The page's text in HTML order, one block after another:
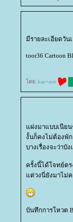
มีรายละเอียดวัน
toor36 Cartoon
ดย: kae+aoe
ฝงมาแบบเนียน
งั้นก็คงไม่ต้องพั
บางเรื่องจะว่าบั
ครั้งนี้ได้โจทย์ตร
ต่วงนี่ยังมาไม่ค
บันทึกการโหวต